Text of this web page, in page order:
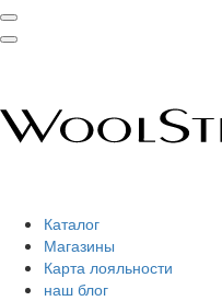
Каталог
Магазины
Карта лояльности
наш блог